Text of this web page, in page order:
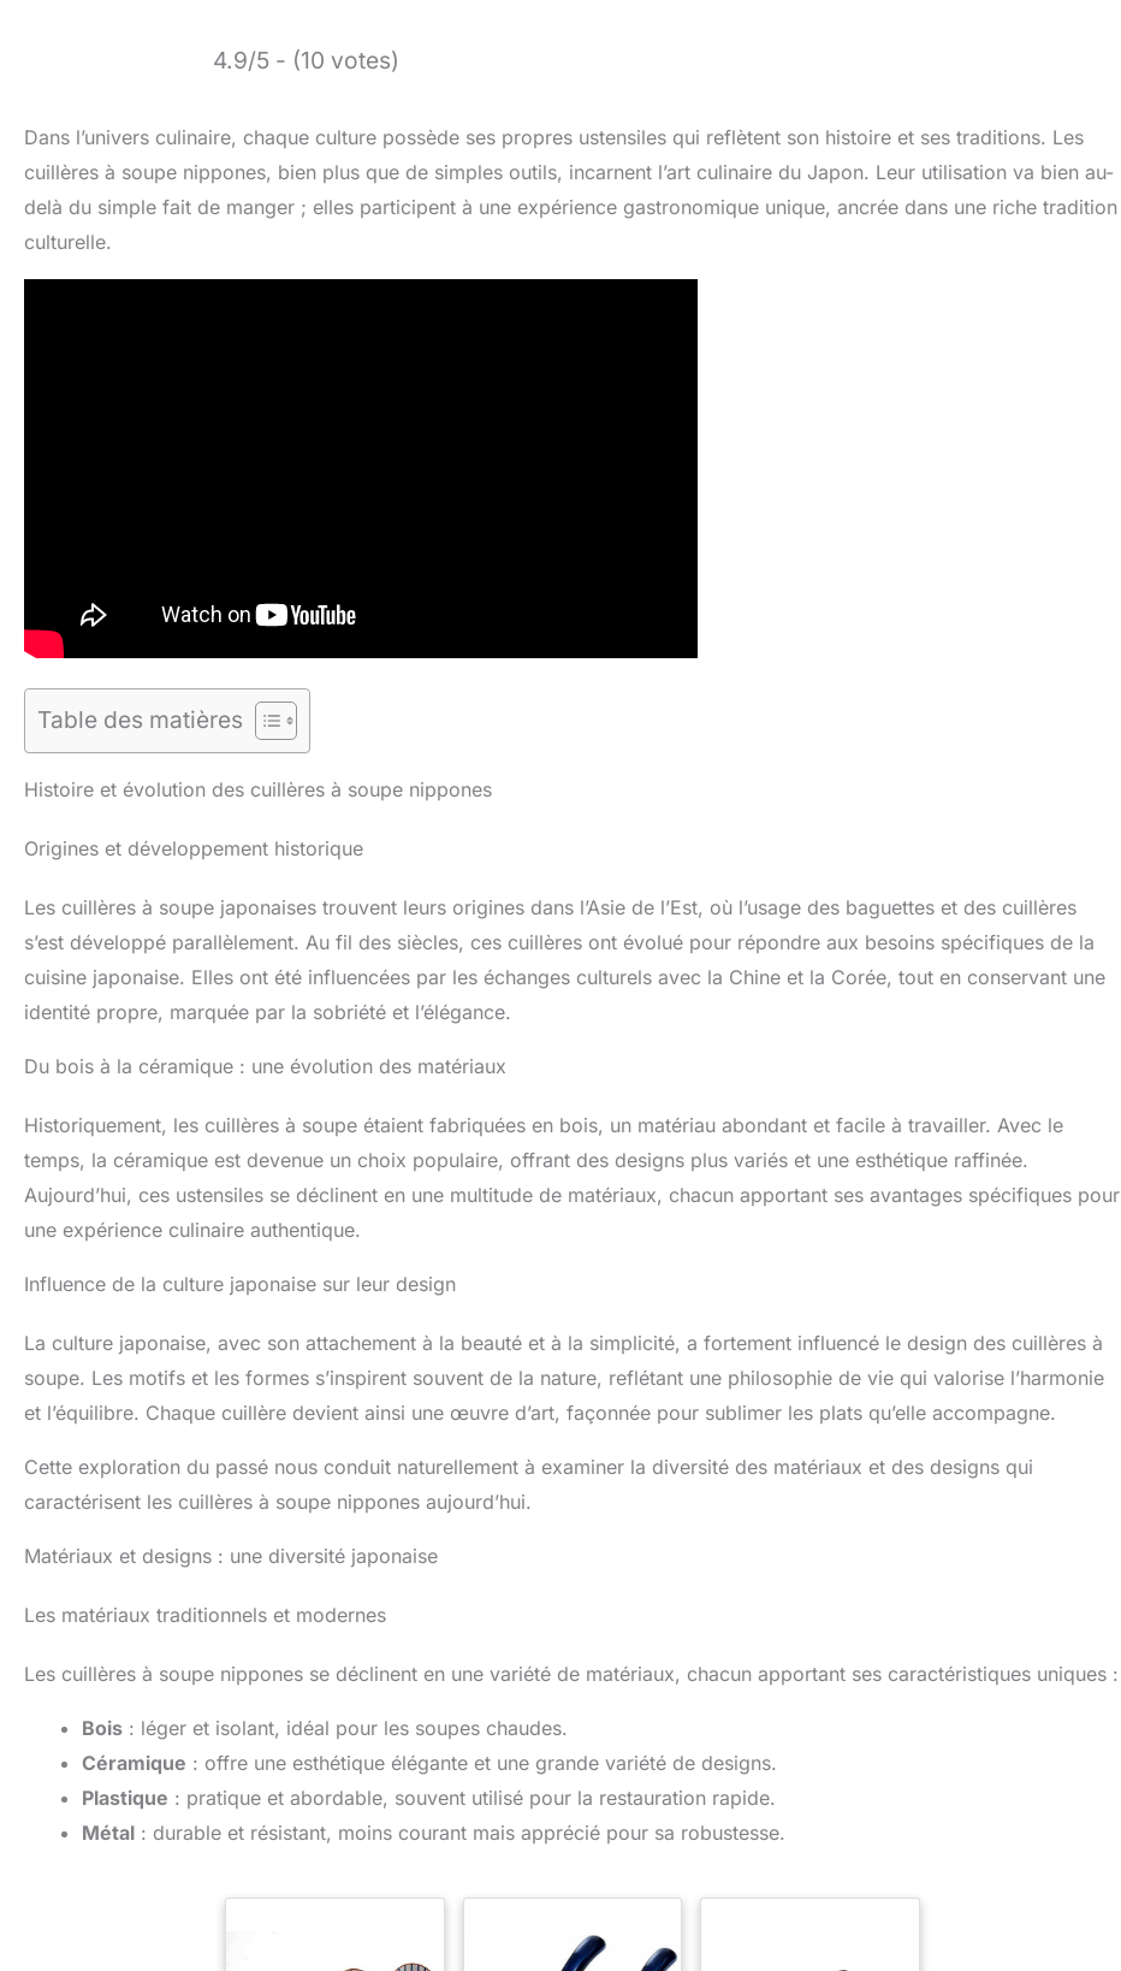
4.9/5 - (10 votes)
Dans l’univers culinaire, chaque culture possède ses propres ustensiles qui reflètent son histoire et ses traditions. Les
cuillères à soupe nippones, bien plus que de simples outils, incarnent l’art culinaire du Japon. Leur utilisation va bien au-
delà du simple fait de manger ; elles participent à une expérience gastronomique unique, ancrée dans une riche tradition
culturelle.
Table des matières
Histoire et évolution des cuillères à soupe nippones
Origines et développement historique
Les cuillères à soupe japonaises trouvent leurs origines dans l’Asie de l’Est, où l’usage des baguettes et des cuillères
s’est développé parallèlement. Au fil des siècles, ces cuillères ont évolué pour répondre aux besoins spécifiques de la
cuisine japonaise. Elles ont été influencées par les échanges culturels avec la Chine et la Corée, tout en conservant une
identité propre, marquée par la sobriété et l’élégance.
Du bois à la céramique : une évolution des matériaux
Historiquement, les cuillères à soupe étaient fabriquées en bois, un matériau abondant et facile à travailler. Avec le
temps, la céramique est devenue un choix populaire, offrant des designs plus variés et une esthétique raffinée.
Aujourd’hui, ces ustensiles se déclinent en une multitude de matériaux, chacun apportant ses avantages spécifiques pour
une expérience culinaire authentique.
Influence de la culture japonaise sur leur design
La culture japonaise, avec son attachement à la beauté et à la simplicité, a fortement influencé le design des cuillères à
soupe. Les motifs et les formes s’inspirent souvent de la nature, reflétant une philosophie de vie qui valorise l’harmonie
et l’équilibre. Chaque cuillère devient ainsi une œuvre d’art, façonnée pour sublimer les plats qu’elle accompagne.
Cette exploration du passé nous conduit naturellement à examiner la diversité des matériaux et des designs qui
caractérisent les cuillères à soupe nippones aujourd’hui.
Matériaux et designs : une diversité japonaise
Les matériaux traditionnels et modernes
Les cuillères à soupe nippones se déclinent en une variété de matériaux, chacun apportant ses caractéristiques uniques :
Bois : léger et isolant, idéal pour les soupes chaudes.
Céramique : offre une esthétique élégante et une grande variété de designs.
Plastique : pratique et abordable, souvent utilisé pour la restauration rapide.
Métal : durable et résistant, moins courant mais apprécié pour sa robustesse.